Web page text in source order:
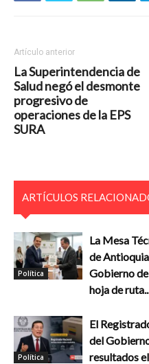
Artículo anterior
La Superintendencia de
Salud negó el desmonte
progresivo de
operaciones de la EPS
SURA
ARTÍCULOS
Política
La Mesa
de
Gobierno
hoja de
Política
El
del
resultados